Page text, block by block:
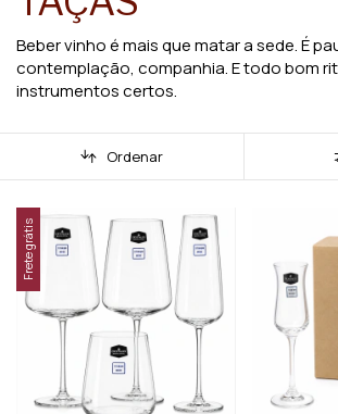
Beber vinho é mais que matar a sede. É
contemplação, companhia. E todo bom
instrumentos certos.
Ordenar
Frete grátis